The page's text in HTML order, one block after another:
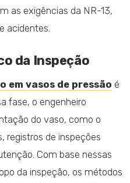
as exigências da NR-13,
acidentes.
da Inspeção
em vasos de pressão é
fase, o engenheiro
do vaso, como o
registros de inspeções
Com base nessas
da inspeção, os métodos